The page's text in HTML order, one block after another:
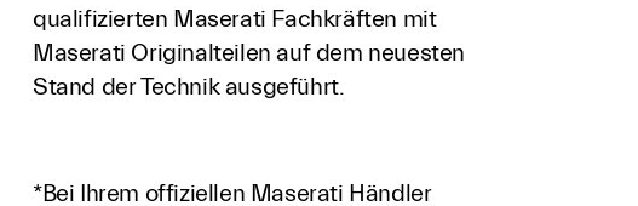
qualifizierten Maserati Fachkräften mit
Maserati Originalteilen auf dem neuesten
Stand der Technik ausgeführt.
*Bei Ihrem offiziellen Maserati Händler